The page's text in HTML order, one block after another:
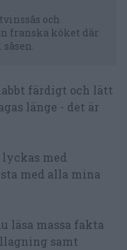
och
franska köket där
färdigt och lätt
länge - det är
med
med alla mina
läsa massa fakta
samt